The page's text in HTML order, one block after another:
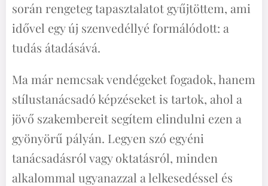
során rengeteg tapasztalatot gyűjtöttem, ami
idővel egy új szenvedéllyé formálódott: a
tudás átadásává.
Ma már nemcsak vendégeket fogadok, hanem
stílustanácsadó képzéseket is tartok, ahol a
jövő szakembereit segítem elindulni ezen a
gyönyörű pályán. Legyen szó egyéni
tanácsadásról vagy oktatásról, minden
alkalommal ugyanazzal a lelkesedéssel és